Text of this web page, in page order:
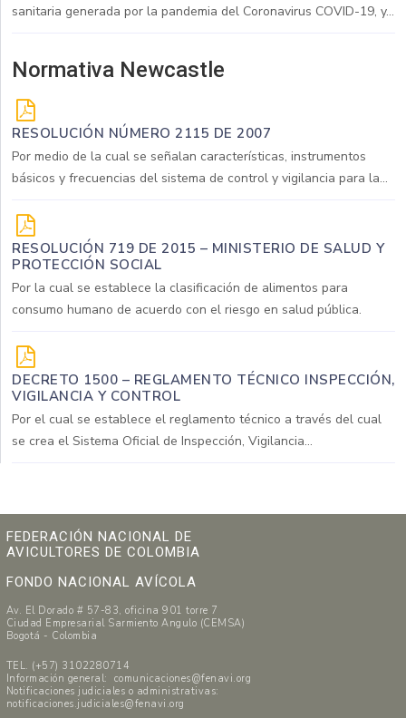
sanitaria generada por la pandemia del Coronavirus COVID-19, y...
Normativa Newcastle
RESOLUCIÓN NÚMERO 2115 DE 2007
Por medio de la cual se señalan características, instrumentos
básicos y frecuencias del sistema de control y vigilancia para la...
RESOLUCIÓN 719 DE 2015 – MINISTERIO DE SALUD Y
PROTECCIÓN SOCIAL
Por la cual se establece la clasificación de alimentos para
consumo humano de acuerdo con el riesgo en salud pública.
DECRETO 1500 – REGLAMENTO TÉCNICO INSPECCIÓN,
VIGILANCIA Y CONTROL
Por el cual se establece el reglamento técnico a través del cual
se crea el Sistema Oficial de Inspección, Vigilancia...
FEDERACIÓN NACIONAL DE
AVICULTORES DE COLOMBIA
FONDO NACIONAL AVÍCOLA
Av. El Dorado # 57-83, oficina 901 torre 7
Ciudad Empresarial Sarmiento Angulo (CEMSA)
Bogotá - Colombia
TEL. (+57) 3102280714
Información general: comunicaciones@fenavi.org
Notificaciones judiciales o administrativas:
notificaciones.judiciales@fenavi.org